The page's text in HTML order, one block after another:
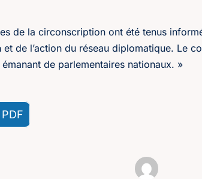
de la circonscription ont été tenus
et de l’action du réseau diplomatique. Le
de parlementaires nationaux. »